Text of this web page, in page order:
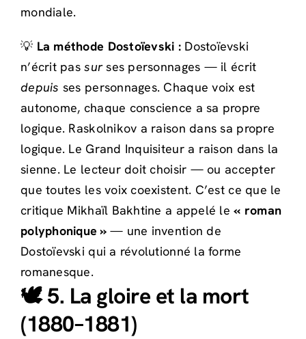
mondiale.
💡 La méthode Dostoïevski : Dostoïevski
n’écrit passurses personnages — il écrit
depuis ses personnages. Chaque voix est
autonome, chaque conscience a sa propre
logique. Raskolnikov a raison dans sa propre
logique. Le Grand Inquisiteur a raison dans la
sienne. Le lecteur doit choisir — ou accepter
que toutes les voix coexistent. C’est ce que le
critique Mikhaïl Bakhtine a appelé le« roman
polyphonique »— une invention de
Dostoïevski qui a révolutionné la forme
romanesque.
🕊️ 5. La gloire et la mort
(1880–1881)